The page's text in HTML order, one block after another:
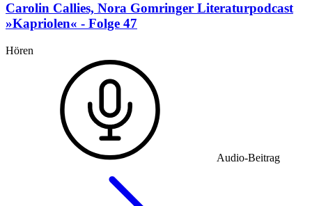
Carolin Callies, Nora Gomringer Literaturpodcast
»Kapriolen« - Folge 47
Hören
Audio-Beitrag